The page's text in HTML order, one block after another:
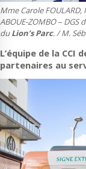
Mme Carole FOULARD,
ABOUE-ZOMBO – DGS
duLion’s Parc. / M.
L’équipe de la CCI
partenaires au